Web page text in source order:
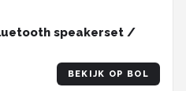
speakerset /
BEKIJK OP BOL